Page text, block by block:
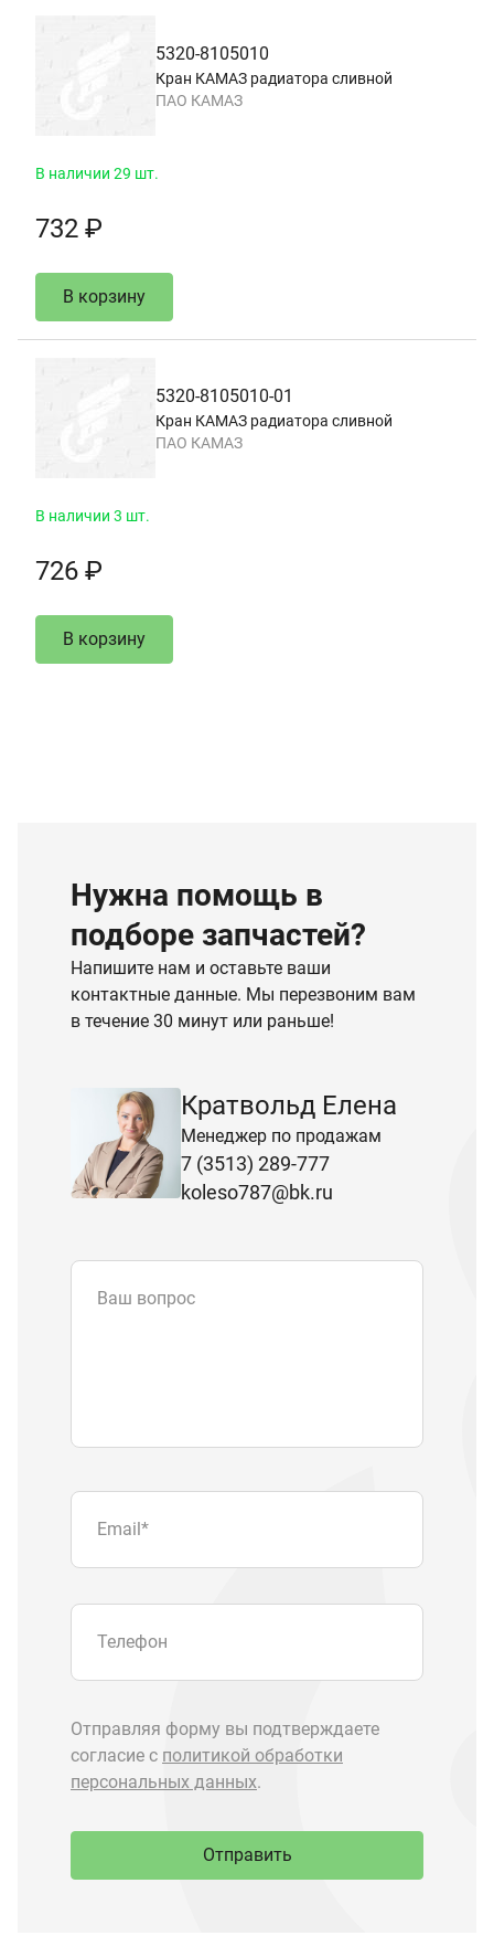
5320-8105010
Кран КАМАЗ радиатора сливной
ПАО КАМАЗ
В наличии 29 шт.
732 ₽
В корзину
5320-8105010-01
Кран КАМАЗ радиатора сливной
ПАО КАМАЗ
В наличии 3 шт.
726 ₽
В корзину
Нужна помощь в
подборе запчастей?
Напишите нам и оставьте ваши
контактные данные. Мы перезвоним вам
в течение 30 минут или раньше!
Кратвольд Елена
Менеджер по продажам
7 (3513) 289-777
koleso787@bk.ru
Ваш вопрос
Запчасти Урал
Запчасти Камаз
Спецпредложения